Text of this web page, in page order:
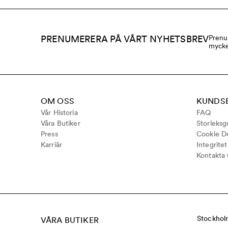
PRENUMERERA PÅ VÅRT NYHETSBREV
OM OSS
Vår Historia
Våra Butiker
Press
Karriär
FAQ
Cookie
Kontakta
VÅRA BUTIKER